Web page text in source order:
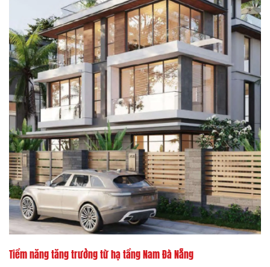
Tiềm năng tăng trưởng từ hạ tầng Nam Đà Nẵng